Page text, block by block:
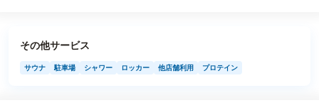
その他サービス
サウナ 駐車場 シャワー ロッカー 他店舗利用 プロテイン